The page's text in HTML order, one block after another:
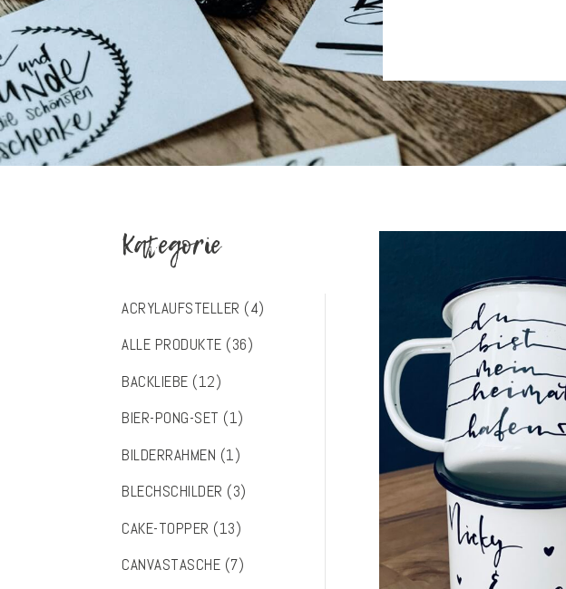
Kategorie
ACRYLAUFSTELLER (4)
ALLE PRODUKTE (36)
BACKLIEBE (12)
BIER-PONG-SET (1)
BILDERRAHMEN (1)
BLECHSCHILDER (3)
CAKE-TOPPER (13)
CANVASTASCHE (7)